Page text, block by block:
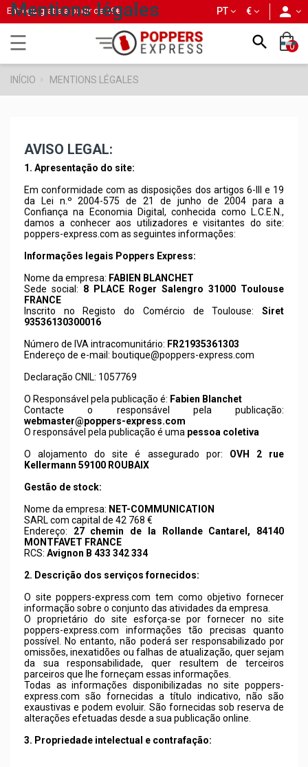
Entrega grátis a partir de49€ €
PT
Basculer
la
navigation
☰  0
INÍCIO MENTIONS LÉGALES
Mentions légales
AVISO LEGAL:
1. Apresentação do site:
Em conformidade com as disposições dos artigos 6-III e 19
da Lei n.º 2004-575 de 21 de junho de 2004 para a
Confiança na Economia Digital, conhecida como L.C.E.N.,
damos a conhecer aos utilizadores e visitantes do site:
poppers-express.com as seguintes informações:
Informações legais Poppers Express:
Nome da empresa: FABIEN BLANCHET
Sede social: 8 PLACE Roger Salengro 31000 Toulouse
FRANCE
Inscrito no Registo do Comércio de Toulouse: Siret
93536130300016
Número de IVA intracomunitário: FR21935361303
Endereço de e-mail: boutique@poppers-express.com
Declaração CNIL: 1057769
O Responsável pela publicação é: Fabien Blanchet
Contacte o responsável pela publicação:
webmaster@poppers-express.com
O responsável pela publicação é uma pessoa coletiva
O alojamento do site é assegurado por: OVH 2 rue
Kellermann 59100 ROUBAIX
Gestão de stock:
Nome da empresa: NET-COMMUNICATION
SARL com capital de 42 768 €
Endereço: 27 chemin de la Rollande Cantarel, 84140
MONTFAVET FRANCE
RCS: Avignon B 433 342 334
2. Descrição dos serviços fornecidos:
O sitepoppers-express.com tem como objetivo fornecer
informação sobre o conjunto das atividades da empresa.
O proprietário do site esforça-se por fornecer no site
poppers-express.com informações tão precisas quanto
possível. No entanto, não poderá ser responsabilizado por
omissões, inexatidões ou falhas de atualização, quer sejam
da sua responsabilidade, quer resultem de terceiros
parceiros que lhe forneçam essas informações.
Todas as informações disponibilizadas no site poppers-
express.com são fornecidas a título indicativo, não são
exaustivas e podem evoluir. São fornecidas sob reserva de
alterações efetuadas desde a sua publicação online.
3. Propriedade intelectual e contrafação: